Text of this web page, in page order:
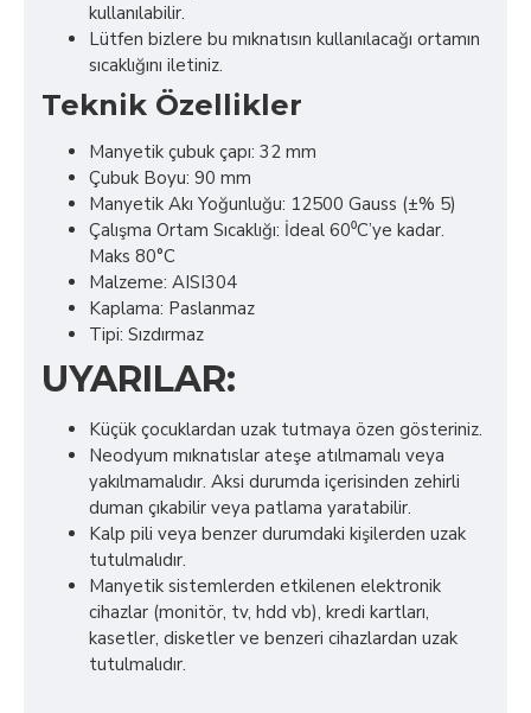
kullanılabilir.
Lütfen bizlere bu mıknatısın kullanılacağı ortamın
sıcaklığını iletiniz.
Teknik Özellikler
Manyetik çubuk çapı: 32 mm
Çubuk Boyu: 90 mm
Manyetik Akı Yoğunluğu: 12500 Gauss (±% 5)
Çalışma Ortam Sıcaklığı: İdeal 60⁰C’ye kadar.
Maks 80°C
Malzeme: AISI304
Kaplama: Paslanmaz
Tipi: Sızdırmaz
UYARILAR:
Küçük çocuklardan uzak tutmaya özen gösteriniz.
Neodyum mıknatıslar ateşe atılmamalı veya
yakılmamalıdır. Aksi durumda içerisinden zehirli
duman çıkabilir veya patlama yaratabilir.
Kalp pili veya benzer durumdaki kişilerden uzak
tutulmalıdır.
Manyetik sistemlerden etkilenen elektronik
cihazlar (monitör, tv, hdd vb), kredi kartları,
kasetler, disketler ve benzeri cihazlardan uzak
tutulmalıdır.